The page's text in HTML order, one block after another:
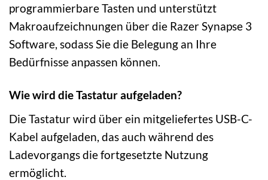
programmierbare Tasten und unterstützt
Makroaufzeichnungen über die Razer Synapse 3
Software, sodass Sie die Belegung an Ihre
Bedürfnisse anpassen können.
Wie wird die Tastatur aufgeladen?
Die Tastatur wird über ein mitgeliefertes USB-C-
Kabel aufgeladen, das auch während des
Ladevorgangs die fortgesetzte Nutzung
ermöglicht.